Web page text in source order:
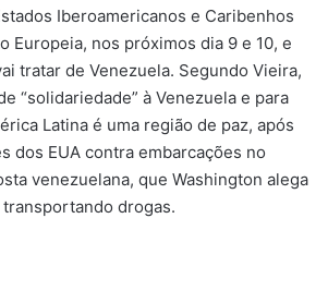
Iberoamericanos e Caribenhos
Europeia, nos próximos dia 9 e 10, e
tratar de Venezuela. Segundo Vieira,
“solidariedade” à Venezuela e para
Latina é uma região de paz, após
dos EUA contra embarcações no
venezuelana, que Washington alega
drogas.